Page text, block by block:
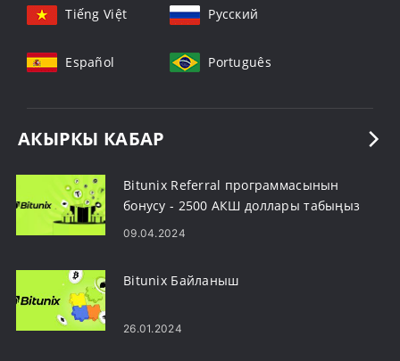
Tiếng Việt Русский
Español Português
АКЫРКЫ КАБАР
Bitunix Referral программасынын
бонусу - 2500 АКШ доллары табыңыз
09.04.2024
Bitunix Байланыш
26.01.2024